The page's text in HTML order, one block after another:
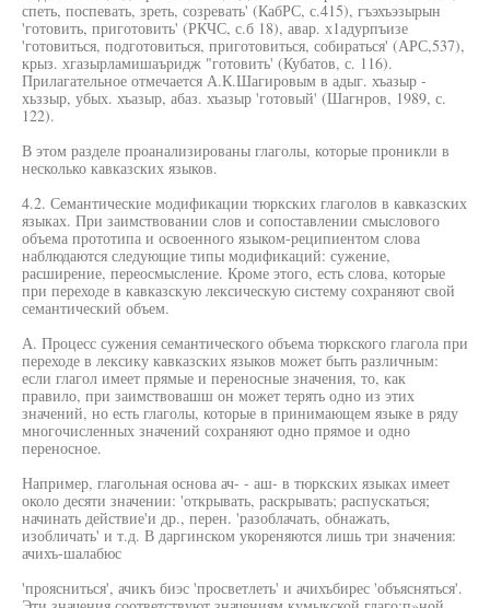
спеть, поспевать, зреть, созревать' (КабРС, с.415), гъэхъэзырын
'готовить, приготовить' (РКЧС, с.б 18), авар. х1адурпъизе
'готовиться, подготовиться, приготовиться, собираться' (АРС,537),
крыз. хгазырламишаъридж "готовить' (Кубатов, с. 116).
Прилагательное отмечается А.К.Шагировым в адыг. хъазыр -
хьззыр, убых. хъазыр, абаз. хъазыр 'готовый' (Шагнров, 1989, с.
122).
В этом разделе проанализированы глаголы, которые проникли в
несколько кавказских языков.
4.2. Семантические модификации тюркских глаголов в кавказских
языках. При заимствовании слов и сопоставлении смыслового
объема прототипа и освоенного языком-реципиентом слова
наблюдаются следующие типы модификаций: сужение,
расширение, переосмысление. Кроме этого, есть слова, которые
при переходе в кавказскую лексическую систему сохраняют свой
семантический объем.
А. Процесс сужения семантического объема тюркского глагола при
переходе в лексику кавказских языков может быть различным:
если глагол имеет прямые и переносные значения, то, как
правило, при заимствовашш он может терять одно из этих
значений, но есть глаголы, которые в принимающем языке в ряду
многочисленных значений сохраняют одно прямое и одно
переносное.
Например, глагольная основа ач- - аш- в тюркских языках имеет
около десяти значении: 'открывать, раскрывать; распускаться;
начинать действие'и др., перен. 'разоблачать, обнажать,
изобличать' и т.д. В даргинском укореняются лишь три значения:
ачихъ-шалабюс
'проясниться', ачикъ биэс 'просветлеть' и ачихъбирес 'объясняться'.